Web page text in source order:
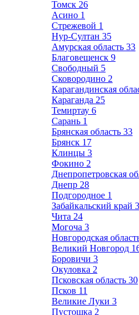
Томск 26
Асино 1
Стрежевой 1
Нур-Султан 35
Амурская область 33
Благовещенск 9
Свободный 5
Сковородино 2
Карагандинская
Караганда 25
Темиртау 6
Сарань 1
Брянская область 33
Брянск 17
Клинцы 3
Фокино 2
Днепропетровская
Днепр 28
Подгородное 1
Забайкальский край
Чита 24
Могоча 3
Новгородская
Великий Новгород
Боровичи 3
Окуловка 2
Псковская область 30
Псков 11
Великие Луки 3
Пустошка 2